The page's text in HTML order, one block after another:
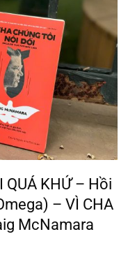
KHỨ – Hồi
– VÌ CHA
McNamara